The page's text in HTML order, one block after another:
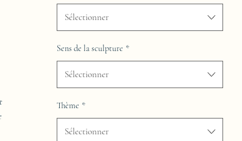
Sélectionner
Sens de la sculpture *
Sélectionner
Thème *
Sélectionner